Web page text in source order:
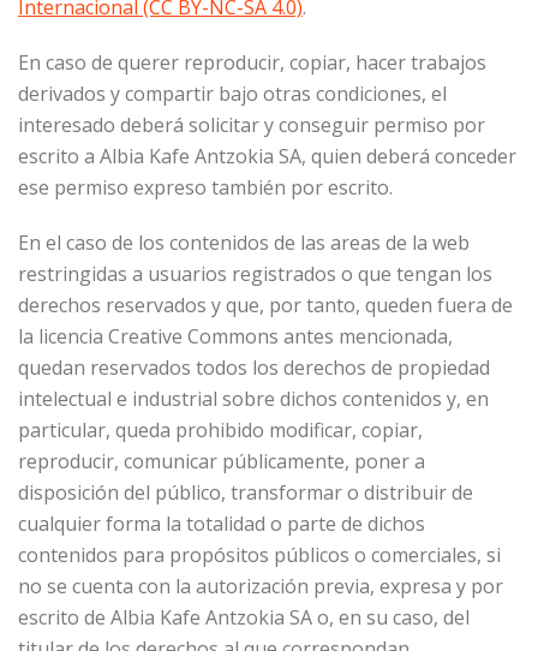
Internacional (CC BY-NC-SA 4.0).
En caso de querer reproducir, copiar, hacer trabajos
derivados y compartir bajo otras condiciones, el
interesado deberá solicitar y conseguir permiso por
escrito a Albia Kafe Antzokia SA, quien deberá conceder
ese permiso expreso también por escrito.
En el caso de los contenidos de las areas de la web
restringidas a usuarios registrados o que tengan los
derechos reservados y que, por tanto, queden fuera de
la licencia Creative Commons antes mencionada,
quedan reservados todos los derechos de propiedad
intelectual e industrial sobre dichos contenidos y, en
particular, queda prohibido modificar, copiar,
reproducir, comunicar públicamente, poner a
disposición del público, transformar o distribuir de
cualquier forma la totalidad o parte de dichos
contenidos para propósitos públicos o comerciales, si
no se cuenta con la autorización previa, expresa y por
escrito de Albia Kafe Antzokia SA o, en su caso, del